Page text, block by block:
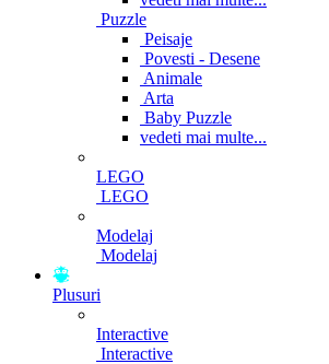
Puzzle
Peisaje
Povesti - Desene
Animale
Arta
Baby Puzzle
vedeti mai multe...
LEGO
LEGO
Modelaj
Modelaj
Plusuri
Interactive
Interactive